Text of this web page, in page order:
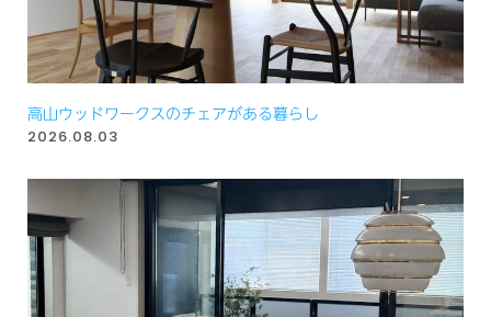
高山ウッドワークスのチェアがある暮らし
2026.08.03